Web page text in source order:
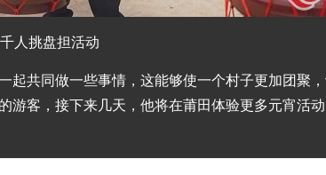
千人挑盘担活动
起共同做一些事情，这能够使一个村子更加团聚
客，接下来几天，他将在莆田体验更多元宵活动